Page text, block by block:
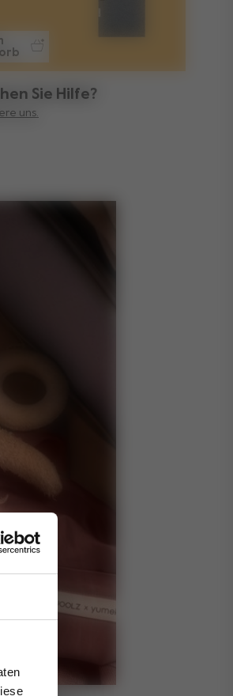
Sie Hilfe?
uns.